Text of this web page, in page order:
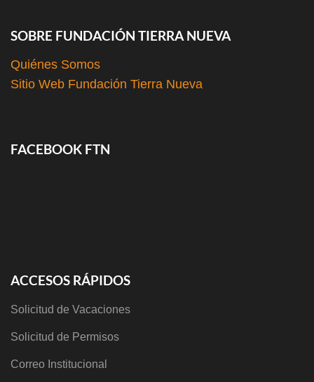
SOBRE FUNDACIÓN TIERRA NUEVA
Quiénes Somos
Sitio Web Fundación Tierra Nueva
FACEBOOK FTN
ACCESOS RÁPIDOS
Solicitud de Vacaciones
Solicitud de Permisos
Correo Institucional